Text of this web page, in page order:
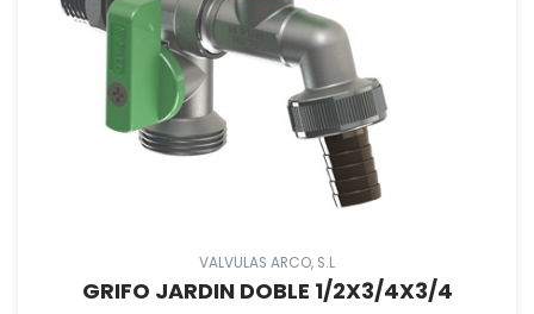
VALVULAS ARCO, S.L
GRIFO JARDIN DOBLE 1/2X3/4X3/4